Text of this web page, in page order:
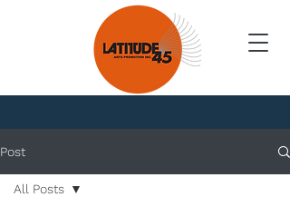
Nouvelles
Post
All Posts